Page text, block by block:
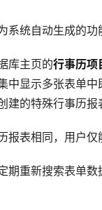
系统自动生成的功
库主页的行事历项
中显示多张表单
建的特殊行事历报
报表相同，用户仅
期重新搜索表单数